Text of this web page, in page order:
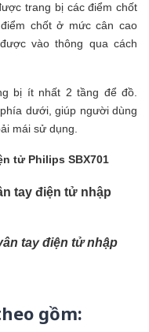
trang bị các điểm chốt
chốt ở mức cân cao
vào thông qua cách
bị ít nhất 2 tầng để đồ.
dưới, giúp người dùng
mái sử dụng.
tử Philips SBX701
tay điện tử nhập
gồm: